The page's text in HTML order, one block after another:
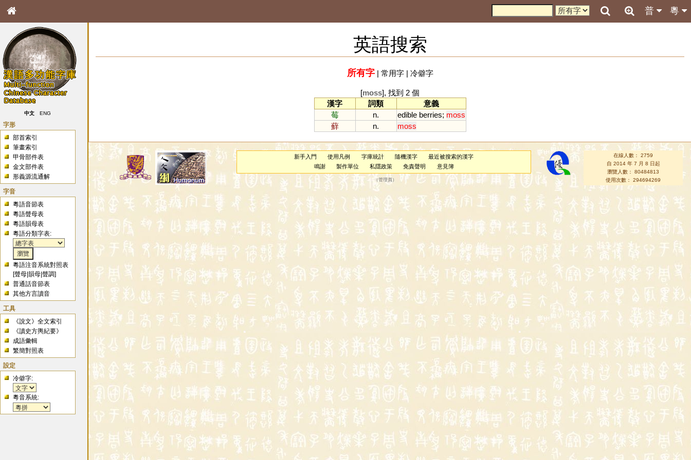
粵
普
中文 ENG
字形
部首索引
筆畫索引
甲骨部件表
金文部件表
形義源流通解
字音
粵語音節表
粵語聲母表
粵語韻母表
粵語分類字表:
粵語注音系統對照表
[聲母 |韻母 |聲調]
普通話音節表
其他方言讀音
工具
《說文》全文索引
《讀史方輿紀要》
成語彙輯
繁簡對照表
設定
冷僻字:
粵音系統:
英語搜索
所有字| 常用字| 冷僻字
[moss], 找到 2 個
漢字
詞類
意義
莓
n. edible berries; moss
蘚
n. moss
新手入門 使用凡例 字庫統計 隨機漢字
最近被搜索的漢字
鳴謝
製作單位 私隱政策 免責聲明 意見簿
（管理員 ）
在線人數： 2759
自 2014 年 7 月 8 日起
瀏覽人數： 80484813
使用次數： 294694269